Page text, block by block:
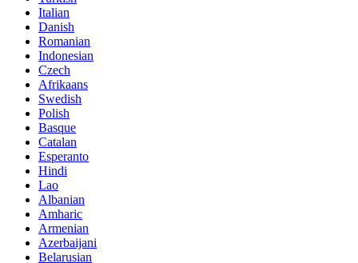
Italian
Danish
Romanian
Indonesian
Czech
Afrikaans
Swedish
Polish
Basque
Catalan
Esperanto
Hindi
Lao
Albanian
Amharic
Armenian
Azerbaijani
Belarusian